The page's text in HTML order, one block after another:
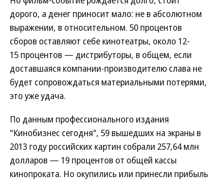
дорого, а денег приносит мало: не в абсолютном
выражении, в относительном. 50 процентов
сборов оставляют себе кинотеатры, около 12-
15 процентов — дистрибуторы, в общем, если
доставшаяся компании-производителю слава не
будет сопровождаться материальными потерями,
это уже удача.
По данным профессионального издания
"Кинобизнес сегодня", 59 вышедших на экраны в
2013 году российских картин собрали 257,64 млн
долларов — 19 процентов от общей кассы
кинопроката. Но окупились или принесли прибыль